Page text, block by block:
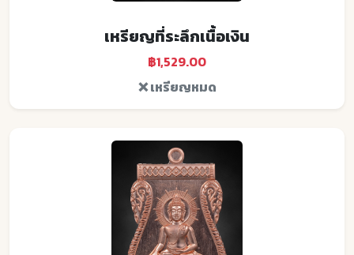
เหรียญที่ระลึกเนื้อเงิน
฿1,529.00
❌ เหรียญหมด